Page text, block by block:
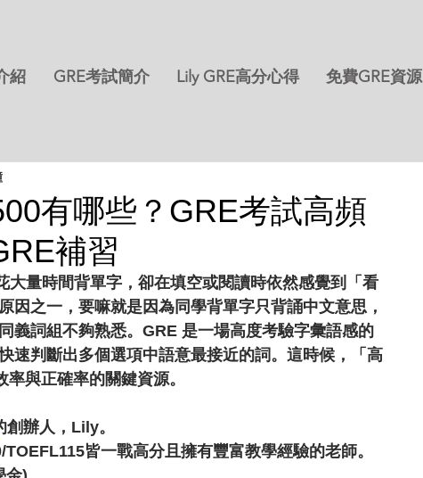
紹 GRE考試簡介 Lily GRE高分心得 免費GRE資源
有哪些？GRE考試高頻
補習
大量時間背單字，卻在填空或閱讀時依然感覺到「看
因之一，要嘛就是因為同學背單字只背誦中文意思，
義詞組不夠熟悉。GRE 是一場高度考驗字彙語感的
速判斷出多個選項中語意最接近的詞。這時候，「高
與正確率的關鍵資源。
創辦人，Lily。
皆一戰高分且擁有豐富教學經驗的老師。